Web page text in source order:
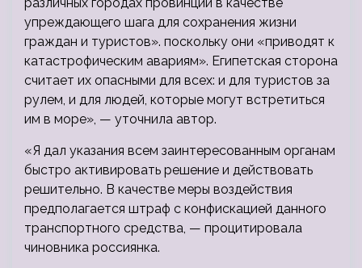
упреждающего шага для сохранения жизни
граждан и туристов». поскольку они «приводят к
катастрофическим авариям». Египетская сторона
считает их опасными для всех: и для туристов за
рулем, и для людей, которые могут встретиться
им в море», — уточнила автор.
«Я дал указания всем заинтересованным органам
быстро активировать решение и действовать
решительно. В качестве меры воздействия
предполагается штраф с конфискацией данного
транспортного средства, — процитировала
чиновника россиянка.